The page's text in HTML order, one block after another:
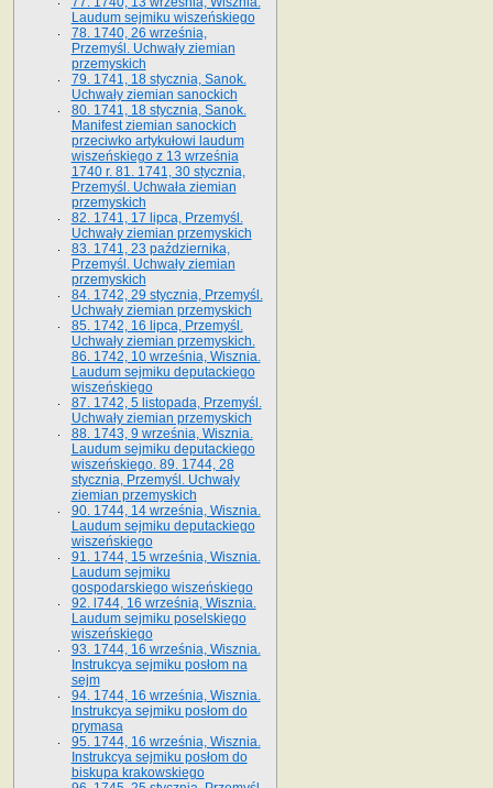
Laudum sejmiku wiszeńskiego
78. 1740, 26 września,
Przemyśl. Uchwały ziemian
przemyskich
79. 1741, 18 stycznia, Sanok.
Uchwały ziemian sanockich
80. 1741, 18 stycznia, Sanok.
Manifest ziemian sanockich
przeciwko artykułowi laudum
wiszeńskiego z 13 wrze­śnia
1740 r. 81. 1741, 30 stycznia,
Przemyśl. Uchwała ziemian
przemyskich
82. 1741, 17 lipca, Przemyśl.
Uchwały ziemian przemyskich
83. 1741, 23 października,
Przemyśl. Uchwały ziemian
przemyskich
84. 1742, 29 stycznia, Przemyśl.
Uchwały ziemian przemyskich
85. 1742, 16 lipca, Przemyśl.
Uchwały ziemian przemyskich.
86. 1742, 10 września, Wisznia.
Laudum sejmiku deputackiego
wiszeńskiego
87. 1742, 5 listopada, Przemyśl.
Uchwały ziemian przemyskich
88. 1743, 9 września, Wisznia.
Laudum sejmiku deputackiego
wiszeńskiego. 89. 1744, 28
stycznia, Przemyśl. Uchwały
ziemian przemyskich
90. 1744, 14 września, Wisznia.
Laudum sejmiku deputackiego
wiszeńskiego
91. 1744, 15 września, Wisznia.
Laudum sejmiku
gospodarskiego wiszeńskiego
92. l744, 16 września, Wisznia.
Laudum sejmiku poselskiego
wiszeńskiego
93. 1744, 16 września, Wisznia.
Instrukcya sejmiku posłom na
sejm
94. 1744, 16 września, Wisznia.
Instrukcya sejmiku posłom do
prymasa
95. 1744, 16 września, Wisznia.
Instrukcya sejmiku posłom do
biskupa krakowskiego